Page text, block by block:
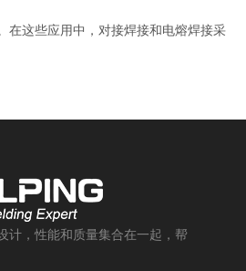
在这些应用中，对接焊接和电熔焊接采
计，性能和质量集合在一起，帮